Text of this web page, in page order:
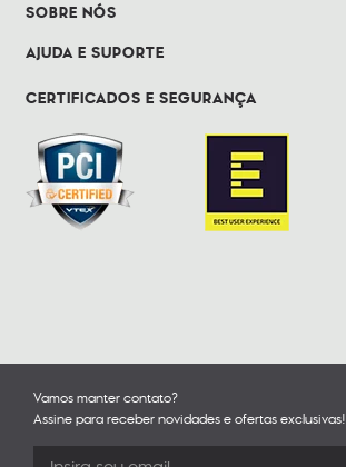
SOBRE NÓS
AJUDA E SUPORTE
CERTIFICADOS E SEGURANÇA
Vamos manter contato?
Assine para receber novidades e ofertas exclusivas!